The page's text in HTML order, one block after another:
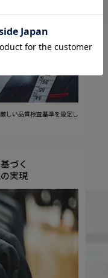
しい品質検査基準を設定し
づく
実現